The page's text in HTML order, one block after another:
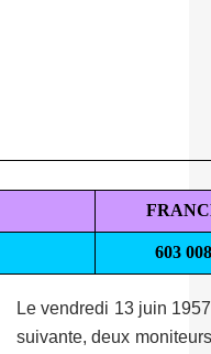
603 008
Le vendredi 13 juin
suivante, deux